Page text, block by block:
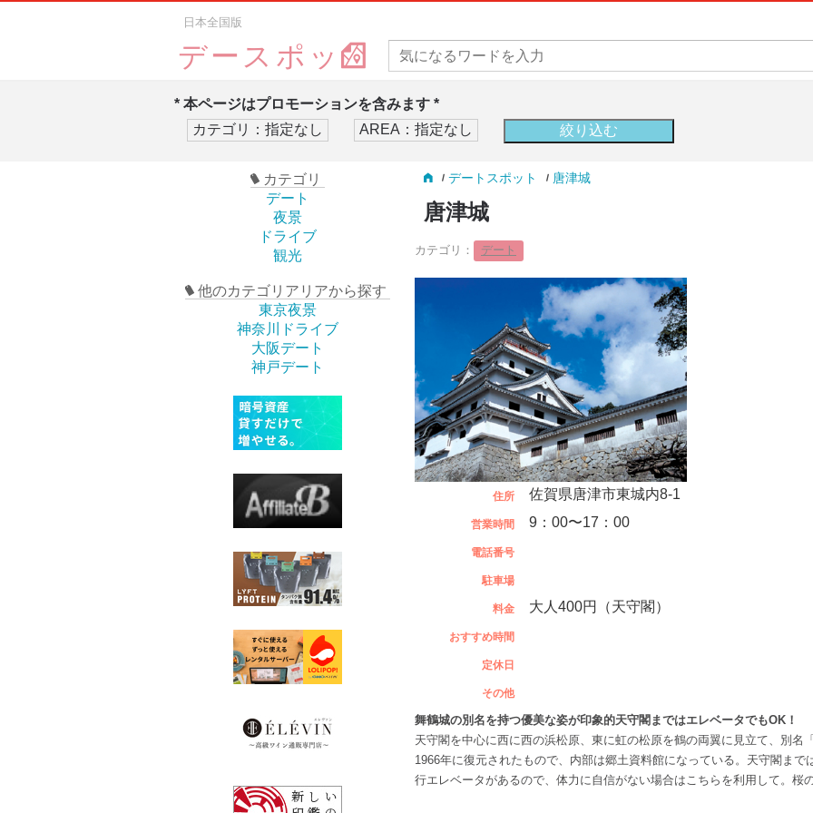
日本全国版
デースポッ
* 本ページはプロモーションを含みます *
カテゴリ
デート
夜景
ドライブ
観光
他のカテゴリアリアから探す
東京夜景
神奈川ドライブ
大阪デート
神戸デート
デートスポット 唐津城
唐津城
カテゴリ： デート
住所 佐賀県唐津市東城内8-1
営業時間 9：00〜17：00
電話番号
駐車場
料金 大人400円（天守閣）
おすすめ時間
定休日
その他
舞鶴城の別名を持つ優美な姿が印象的天守閣まではエレベータでもOK！
天守閣を中心に西に西の浜松原、東に虹の松原を鶴の両翼に見立て、別名
1966年に復元されたもので、内部は郷土資料館になっている。天守閣ま
行エレベータがあるので、体力に自信がない場合はこちらを利用して。桜